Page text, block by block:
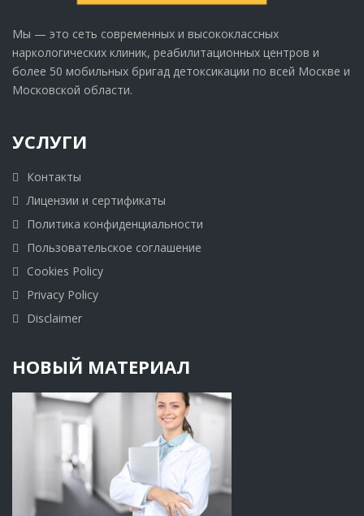
Мы — это сеть современных и высококлассных
наркологических клиник, реабилитационных центров и
более 50 мобильных бригад детоксикации по всей Москве и
Московской области.
УСЛУГИ
Контакты
Лицензии и сертификаты
Политика конфиденциальности
Пользовательское соглашение
Cookies Policy
Privacy Policy
Disclaimer
НОВЫЙ МАТЕРИАЛ